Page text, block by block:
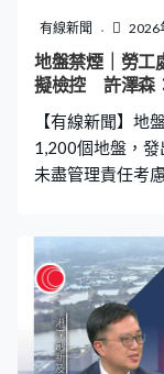
以色列總理內塔
普：「美國和以
們，表現良好，
雜。」 特朗普
有線新聞 2026
地盤禁煙｜勞工
擬檢控 許澤森
【有線新聞】地
1,200個地盤，
未盡管理責任考
書。勞工處處長
未適應措施屬預
吸煙習慣的工人
識上未必沒有，
期內，最終我們